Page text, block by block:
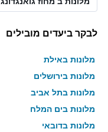
לבקר ביעדים מובילים
מלונות באילת
מלונות בירושלים
מלונות בתל אביב
מלונות בים המלח
מלונות בדובאי